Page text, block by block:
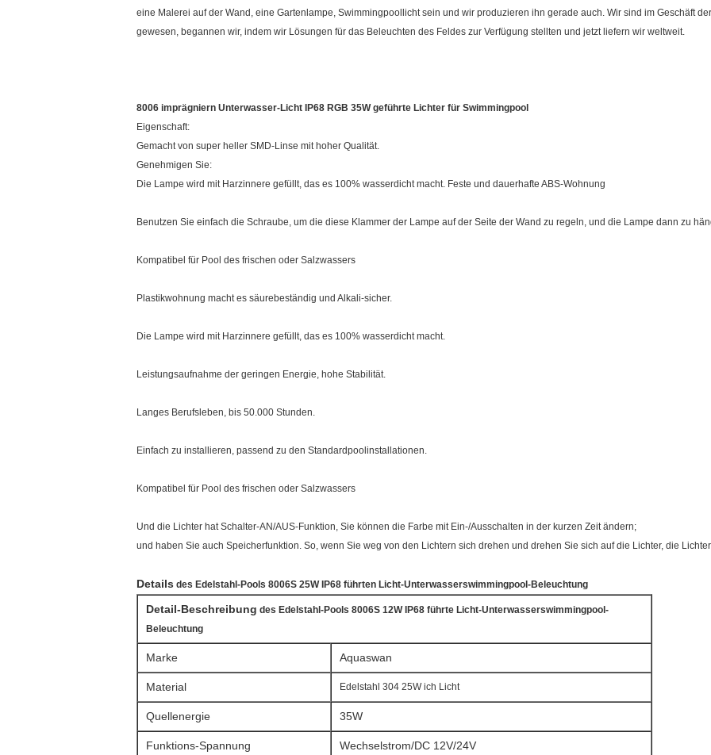
eine Malerei auf der Wand, eine Gartenlampe, Swimmingpoollicht sein und wir produzieren ihn gerade auch. Wir sind im Geschäft
gewesen, begannen wir, indem wir Lösungen für das Beleuchten des Feldes zur Verfügung stellten und jetzt liefern wir weltweit.
8006 imprägniern Unterwasser-Licht IP68 RGB 35W geführte Lichter für Swimmingpool
Eigenschaft:
Gemacht von super heller SMD-Linse mit hoher Qualität.
Genehmigen Sie:
Die Lampe wird mit Harzinnere gefüllt, das es 100% wasserdicht macht. Feste und dauerhafte ABS-Wohnung
Benutzen Sie einfach die Schraube, um die diese Klammer der Lampe auf der Seite der Wand zu regeln, und die Lampe dann zu
Kompatibel für Pool des frischen oder Salzwassers
Plastikwohnung macht es säurebeständig und Alkali-sicher.
Die Lampe wird mit Harzinnere gefüllt, das es 100% wasserdicht macht.
Leistungsaufnahme der geringen Energie, hohe Stabilität.
Langes Berufsleben, bis 50.000 Stunden.
Einfach zu installieren, passend zu den Standardpoolinstallationen.
Kompatibel für Pool des frischen oder Salzwassers
Und die Lichter hat Schalter-AN/AUS-Funktion, Sie können die Farbe mit Ein-/Ausschalten in der kurzen Zeit ändern;
und haben Sie auch Speicherfunktion. So, wenn Sie weg von den Lichtern sich drehen und drehen Sie sich auf die Lichter, die
Details des Edelstahl-Pools 8006S 25W IP68 führten Licht-Unterwasserswimmingpool-Beleuchtung
Detail-Beschreibung des Edelstahl-Pools 8006S 12W IP68 führte Licht-Unterwasserswimmingpool-
Beleuchtung
Marke Aquaswan
Material Edelstahl 304 25W ich Licht
Quellenergie 35W
Funktions-Spannung Wechselstrom/DC 12V/24V